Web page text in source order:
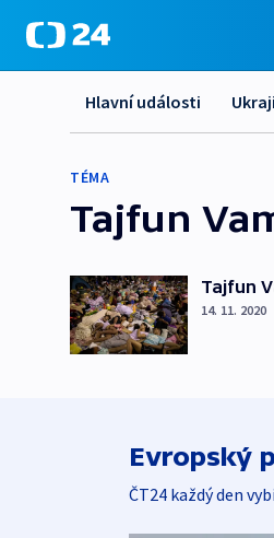
Hlavní události
TÉMA
Tajfun
Tajfun
14. 11. 2020
Evropský
ČT24 každý den